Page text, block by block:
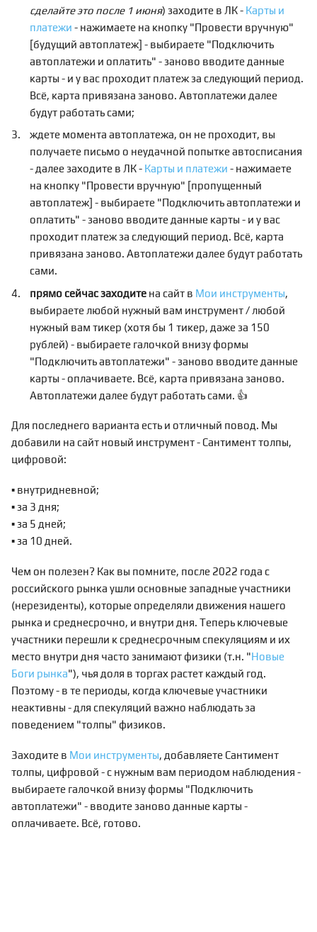
сделайте это после 1 июня) заходите в ЛК - Карты и
платежи - нажимаете на кнопку "Провести вручную"
[будущий автоплатеж] - выбираете "Подключить
автоплатежи и оплатить" - заново вводите данные
карты - и у вас проходит платеж за следующий период.
Всё, карта привязана заново. Автоплатежи далее
будут работать сами;
ждете момента автоплатежа, он не проходит, вы
получаете письмо о неудачной попытке автосписания
- далее заходите в ЛК - Карты и платежи - нажимаете
на кнопку "Провести вручную" [пропущенный
автоплатеж] - выбираете "Подключить автоплатежи и
оплатить" - заново вводите данные карты - и у вас
проходит платеж за следующий период. Всё, карта
привязана заново. Автоплатежи далее будут работать
сами.
прямо сейчас заходите на сайт в Мои инструменты,
выбираете любой нужный вам инструмент / любой
нужный вам тикер (хотя бы 1 тикер, даже за 150
рублей) - выбираете галочкой внизу формы
"Подключить автоплатежи" - заново вводите данные
карты - оплачиваете. Всё, карта привязана заново.
Автоплатежи далее будут работать сами. 👍
Для последнего варианта есть и отличный повод. Мы
добавили на сайт новый инструмент - Сантимент толпы,
цифровой:
▪️ внутридневной;
▪️ за 3 дня;
▪️ за 5 дней;
▪️ за 10 дней.
Чем он полезен? Как вы помните, после 2022 года с
российского рынка ушли основные западные участники
(нерезиденты), которые определяли движения нашего
рынка и среднесрочно, и внутри дня. Теперь ключевые
участники перешли к среднесрочным спекуляциям и их
место внутри дня часто занимают физики (т.н. "Новые
Боги рынка"), чья доля в торгах растет каждый год.
Поэтому - в те периоды, когда ключевые участники
неактивны - для спекуляций важно наблюдать за
поведением "толпы" физиков.
Заходите в Мои инструменты, добавляете Сантимент
толпы, цифровой - с нужным вам периодом наблюдения -
выбираете галочкой внизу формы "Подключить
автоплатежи" - вводите заново данные карты -
оплачиваете. Всё, готово.